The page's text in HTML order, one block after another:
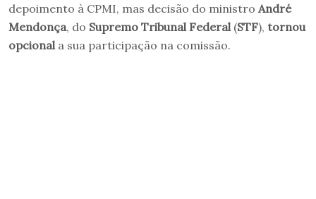
depoimento à CPMI, mas decisão do ministro André
Mendonça, do Supremo Tribunal Federal (STF), tornou
opcional a sua participação na comissão.